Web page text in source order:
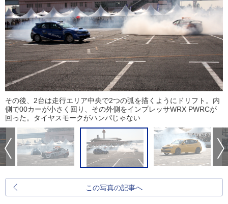
その後、2台は走行エリア中央で2つの弧を描くようにドリフト。内
側で00カーが小さく回り、その外側をインプレッサWRX PWRCが
回った。タイヤスモークがハンパじゃない
この写真の記事へ